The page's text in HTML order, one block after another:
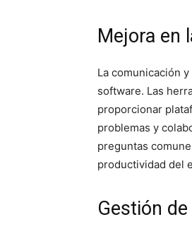
Mejora en
La comunicación
software. Las
proporcionar
problemas y
preguntas
productividad del
Gestión